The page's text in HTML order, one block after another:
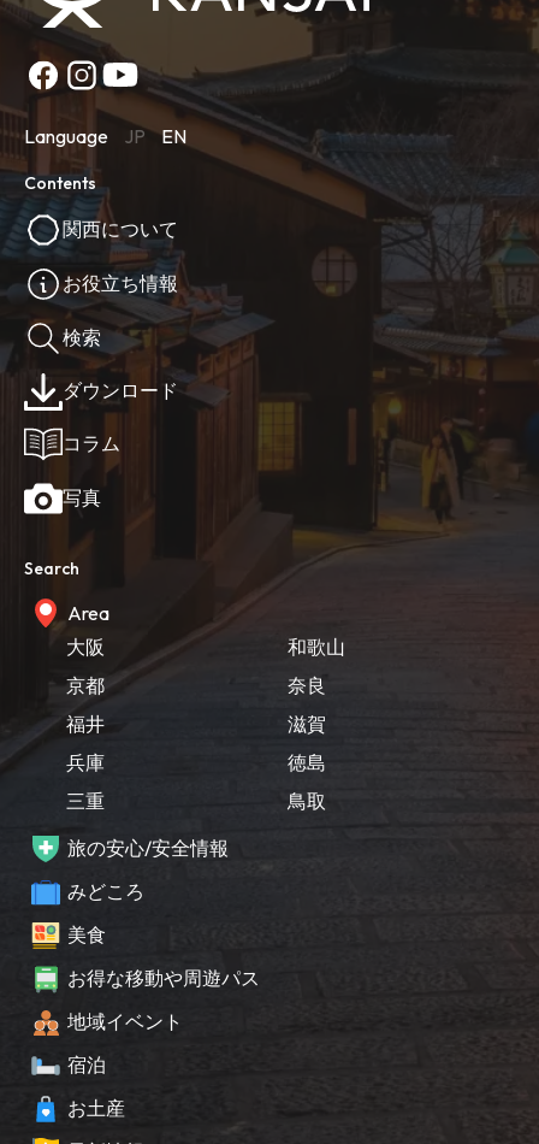
Language JP EN
Contents
関西について
お役立ち情報
検索
ダウンロード
コラム
写真
Search
Area
大阪
京都
福井
兵庫
三重
和歌山
奈良
滋賀
徳島
鳥取
旅の安心/安全情報
みどころ
美食
お得な移動や周遊パス
地域イベント
宿泊
お土産